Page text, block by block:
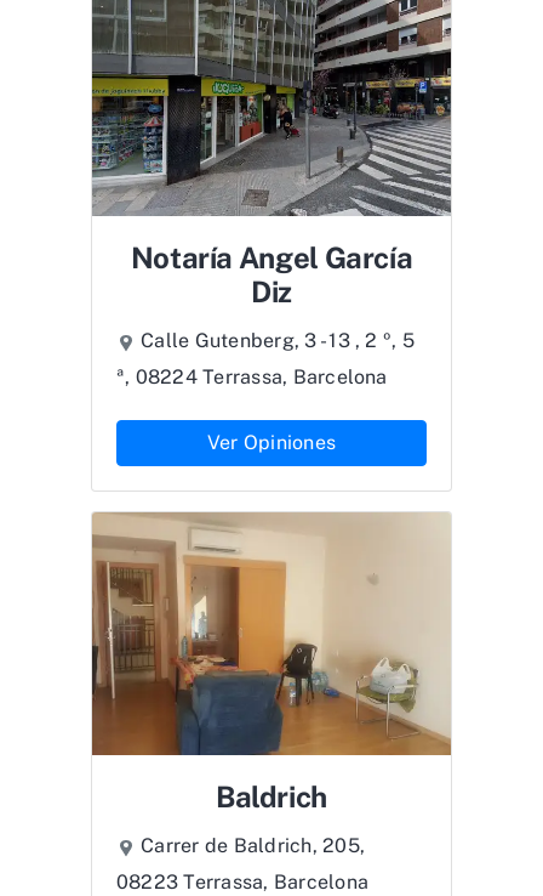
Notaría Angel García
Diz
Calle Gutenberg, 3 - 13 , 2 º, 5
ª, 08224 Terrassa, Barcelona
Ver Opiniones
Baldrich
Carrer de Baldrich, 205,
08223 Terrassa, Barcelona